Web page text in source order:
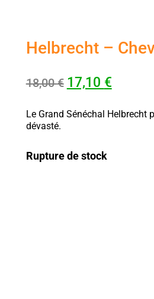
Helbrecht –
18,00€ 17,10 €
Le Grand Sénéchal Helbrecht
dévasté.
Rupture de stock